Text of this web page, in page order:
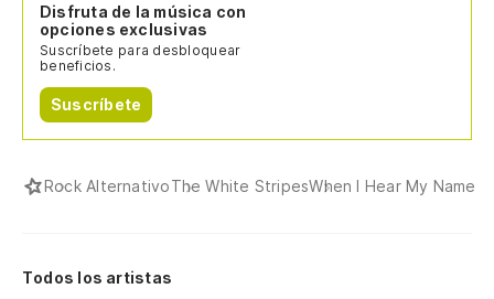
Disfruta de la música con
opciones exclusivas
Suscríbete para desbloquear
beneficios.
Suscríbete
Rock AlternativoThe White StripesWhen I Hear My Name
Todos los artistas